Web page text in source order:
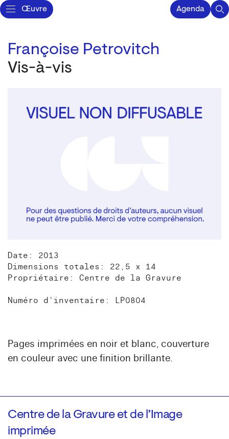
Œuvre Agenda
Françoise Petrovitch
Vis-à-vis
Date: 2013
Dimensions totales: 22,5 x 14
Propriétaire: Centre de la Gravure
Numéro d'inventaire: LP0804
Pages imprimées en noir et blanc, couverture
en couleur avec une finition brillante.
Centre de la Gravure et de l’Image
imprimée